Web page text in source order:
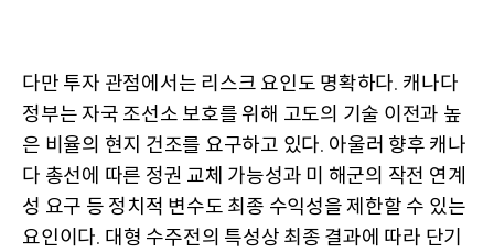
다만 투자 관점에서는 리스크 요인도 명확하다. 캐나다
정부는 자국 조선소 보호를 위해 고도의 기술 이전과 높
은 비율의 현지 건조를 요구하고 있다. 아울러 향후 캐나
다 총선에 따른 정권 교체 가능성과 미 해군의 작전 연계
성 요구 등 정치적 변수도 최종 수익성을 제한할 수 있는
요인이다. 대형 수주전의 특성상 최종 결과에 따라 단기